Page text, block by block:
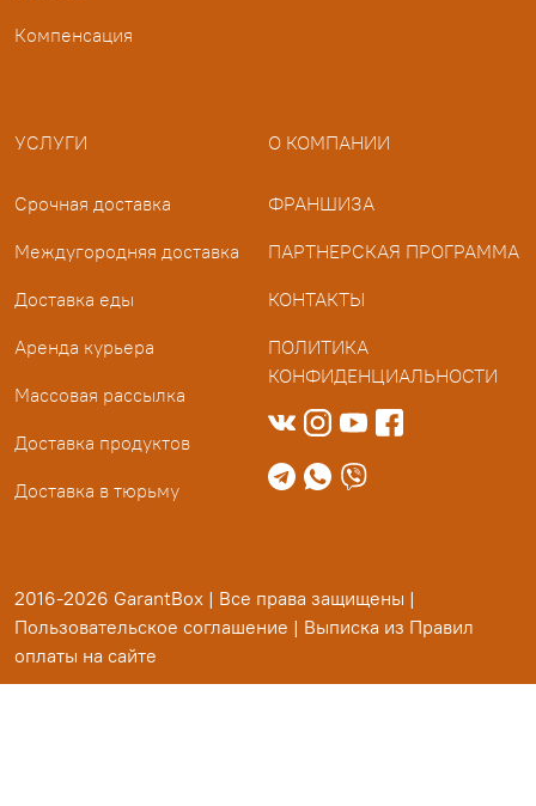
Компенсация
УСЛУГИ
Срочная доставка
Междугородняя доставка
Доставка еды
Аренда курьера
Массовая рассылка
Доставка продуктов
Доставка в тюрьму
О КОМПАНИИ
ФРАНШИЗА
ПАРТНЕРСКАЯ ПРОГРАММА
КОНТАКТЫ
ПОЛИТИКА
КОНФИДЕНЦИАЛЬНОСТИ
2016-2026 GarantBox | Все права защищены |
Пользовательское соглашение | Выписка из Правил
оплаты на сайте